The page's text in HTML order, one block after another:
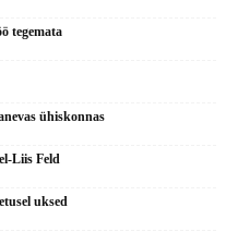
tegemata
ühiskonnas
Liis Feld
uksed